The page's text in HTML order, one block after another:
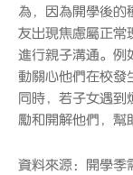
為，因為開學後的
友出現焦慮屬正常
進行親子溝通。例
動關心他們在校發
同時，若子女遇到
勵和開解他們，幫
資料來源：開學季